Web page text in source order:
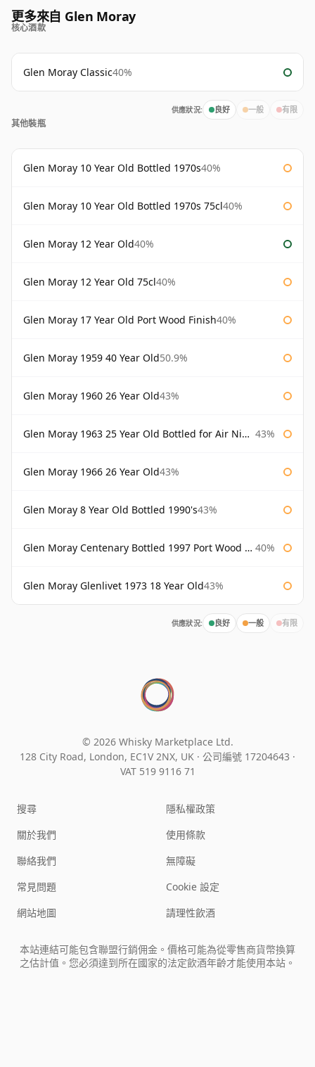
更多來自 Glen Moray
核心酒款
Glen Moray Classic40%
供應狀況: 良好 一般 有限
其他裝瓶
Glen Moray 10 Year Old Bottled 1970s40%
Glen Moray 10 Year Old Bottled 1970s 75cl40%
Glen Moray 12 Year Old40%
Glen Moray 12 Year Old 75cl40%
Glen Moray 17 Year Old Port Wood Finish40%
Glen Moray 1959 40 Year Old50.9%
Glen Moray 1960 26 Year Old43%
Glen Moray 1963 25 Year Old Bottled for Air Nippon 43%
Glen Moray 1966 26 Year Old43%
Glen Moray 8 Year Old Bottled 1990's43%
Glen Moray Centenary Bottled 1997 Port Wood Finish 40%
Glen Moray Glenlivet 1973 18 Year Old43%
供應狀況: 良好 一般 有限
© 2026 Whisky Marketplace Ltd.
128 City Road, London, EC1V 2NX, UK · 公司編號 17204643 ·
VAT 519 9116 71
搜尋
關於我們
聯絡我們
常見問題
網站地圖
隱私權政策
使用條款
無障礙
Cookie 設定
請理性飲酒
本站連結可能包含聯盟行銷佣金。價格可能為從零售商貨幣換算
之估計值。您必須達到所在國家的法定飲酒年齡才能使用本站。